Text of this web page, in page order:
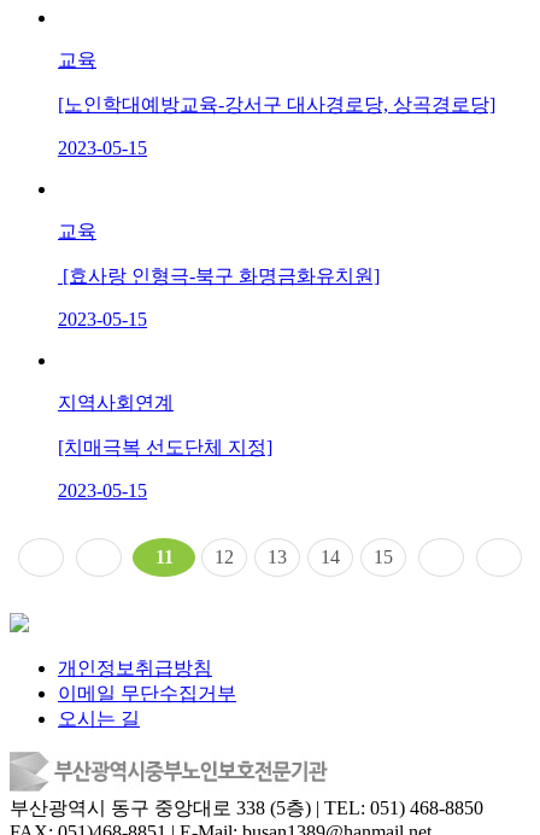
교육
[노인학대예방교육-강서구 대사경로당, 상곡경로당]
2023-05-15
교육
[효사랑 인형극-북구 화명금화유치원]
2023-05-15
지역사회연계
[치매극복 선도단체 지정]
2023-05-15
11 12 13 14 15
개인정보취급방침
이메일 무단수집거부
오시는 길
부산광역시 동구 중앙대로 338 (5층) | TEL: 051) 468-8850